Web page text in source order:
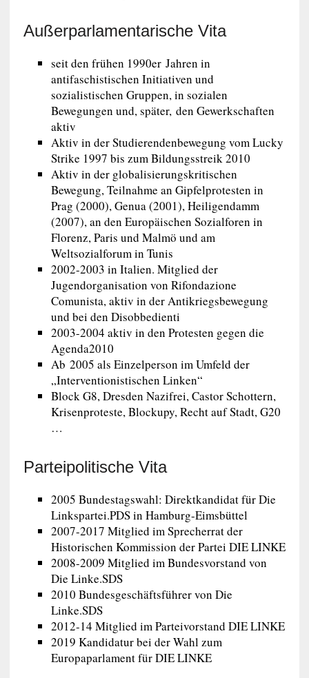
Außerparlamentarische Vita
seit den frühen 1990er Jahren in
antifaschistischen Initiativen und
sozialistischen Gruppen, in sozialen
Bewegungen und, später, den Gewerkschaften
aktiv
Aktiv in der Studierendenbewegung vom Lucky
Strike 1997 bis zum Bildungsstreik 2010
Aktiv in der globalisierungskritischen
Bewegung, Teilnahme an Gipfelprotesten in
Prag (2000), Genua (2001), Heiligendamm
(2007), an den Europäischen Sozialforen in
Florenz, Paris und Malmö und am
Weltsozialforum in Tunis
2002-2003 in Italien. Mitglied der
Jugendorganisation von Rifondazione
Comunista, aktiv in der Antikriegsbewegung
und bei den Disobbedienti
2003-2004 aktiv in den Protesten gegen die
Agenda2010
Ab 2005 als Einzelperson im Umfeld der
„Interventionistischen Linken“
Block G8, Dresden Nazifrei, Castor Schottern,
Krisenproteste, Blockupy, Recht auf Stadt, G20
…
Parteipolitische Vita
2005 Bundestagswahl: Direktkandidat für Die
Linkspartei.PDS in Hamburg-Eimsbüttel
2007-2017 Mitglied im Sprecherrat der
Historischen Kommission der Partei DIE LINKE
2008-2009 Mitglied im Bundesvorstand von
Die Linke.SDS
2010 Bundesgeschäftsführer von Die
Linke.SDS
2012-14 Mitglied im Parteivorstand DIE LINKE
2019 Kandidatur bei der Wahl zum
Europaparlament für DIE LINKE